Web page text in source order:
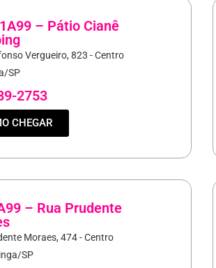
– Pátio Cianê
Vergueiro, 823 - Centro
SP
2753
CHEGAR
– Rua Prudente
Moraes, 474 - Centro
SP